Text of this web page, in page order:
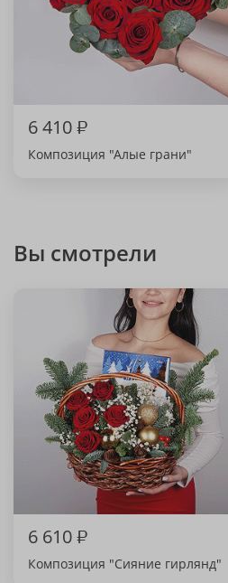
6 410₽
Композиция "Алые грани"
Вы смотрели
6 610₽
Композиция "Сияние гирлянд"